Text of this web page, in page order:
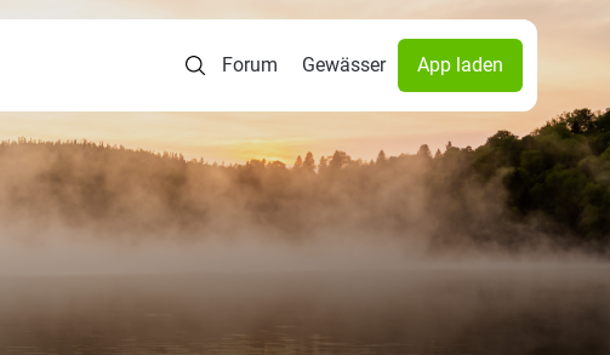
Forum Gewässer App laden